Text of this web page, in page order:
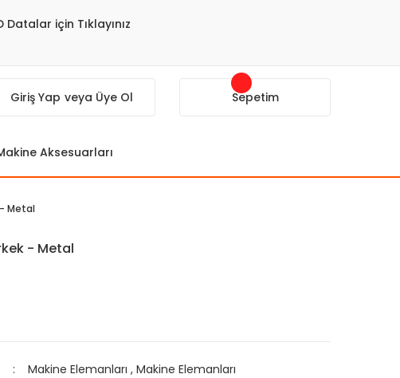
Datalar için Tıklayınız
Giriş Yap veya Üye Ol Sepetim
Aksesuarları
- Metal
- Metal
Makine Elemanları , Makine Elemanları